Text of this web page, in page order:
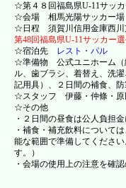
☆第４８回福島県U-11サッ
☆会場 相馬光陽サッカー場
☆日程 須賀川信用金庫西川
第48回福島県U-11サッカー
☆宿泊先 レスト・パル
☆準備物 公式ユニホーム（
ル、歯ブラシ、着替え、洗
記用具）、２日間の補食、
☆スタッフ 伊藤・仲條・原
☆その他
・２日間の昼食は公人負担
・補食・補充飲料について
能な範囲で準備してくださ
す。）
・会場の使用上の注意を確